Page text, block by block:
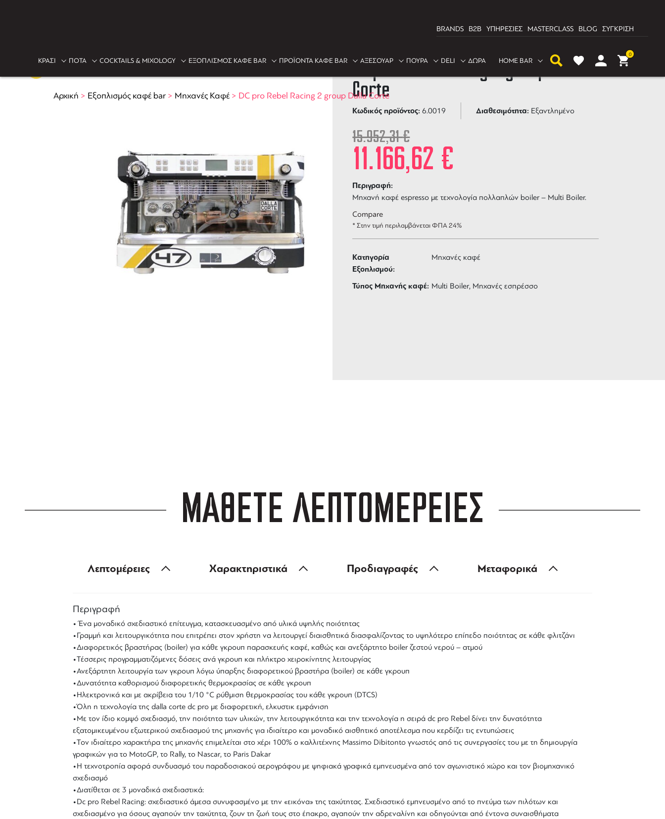
BRANDS B2B ΥΠΗΡΕΣΙΕΣ MASTERCLASS BLOG ΣΥΓΚΡΙΣΗ
ΚΡΑΣΙ ΠΟΤΑ COCKTAILS & MIXOLOGY ΕΞΟΠΛΙΣΜΟΣ ΚΑΦΕ BAR ΠΡΟΪΟΝΤΑ ΚΑΦΕ BAR ΑΞΕΣΟΥΑΡ ΠΟΥΡΑ DELI ΔΩΡΑ HOME BAR
0
Αρχική > Εξοπλισμός καφέ bar> Μηχανές Καφέ> DC pro Rebel Racing 2 group Dalla Corte
DC pro Rebel Racing 2 group Dalla
Corte
Κωδικός προϊόντος:6.0019 Διαθεσιμότητα: Εξαντλημένο
15.952,31€
11.166,62 €
Περιγραφή:
Μηχανή καφέ espresso με τεχνολογία πολλαπλών boiler – Multi Boiler.
Compare
* Στην τιμή περιλαμβάνεται ΦΠΑ 24%
Κατηγορία
Εξοπλισμού:
Μηχανές καφέ
Τύπος Μηχανής καφέ: Multi Boiler, Μηχανές εσπρέσσο
ΜΑΘΕΤΕ ΛΕΠΤΟΜΕΡΕΙΕΣ
Λεπτομέρειες Χαρακτηριστικά Προδιαγραφές Μεταφορικά
Περιγραφή
• Ένα μοναδικό σχεδιαστικό επίτευγμα, κατασκευασμένο από υλικά υψηλής ποιότητας
•Γραμμή και λειτουργικότητα που επιτρέπει στον χρήστη να λειτουργεί διαισθητικά διασφαλίζοντας το υψηλότερο επίπεδο ποιότητας σε κάθε φλιτζάνι
•Διαφορετικός βραστήρας (boiler) για κάθε γκρουπ παρασκευής καφέ, καθώς και ανεξάρτητο boiler ζεστού νερού – ατμού
•Τέσσερις προγραμματιζόμενες δόσεις ανά γκρουπ και πλήκτρο χειροκίνητης λειτουργίας
•Ανεξάρτητη λειτουργία των γκρουπ λόγω ύπαρξης διαφορετικού βραστήρα (boiler) σε κάθε γκρουπ
•Δυνατότητα καθορισμού διαφορετικής θερμοκρασίας σε κάθε γκρουπ
•Ηλεκτρονικά και με ακρίβεια του 1/10 °C ρύθμιση θερμοκρασίας του κάθε γκρουπ (DTCS)
•Όλη η τεχνολογία της dalla corte dc pro με διαφορετική, ελκυστικ εμφάνιση
•Με τον ίδιο κομψό σχεδιασμό, την ποιότητα των υλικών, την λειτουργικότητα και την τεχνολογία η σειρά dc pro Rebel δίνει την δυνατότητα
εξατομικευμένου εξωτερικού σχεδιασμού της μηχανής για ιδιαίτερο και μοναδικό αισθητικό αποτέλεσμα που κερδίζει τις εντυπώσεις
•Τον ιδιαίτερο χαρακτήρα της μηχανής επιμελείται στο χέρι 100% ο καλλιτέχνης Massimo Dibitonto γνωστός από τις συνεργασίες του με τη δημιουργία
γραφικών για το MotoGP, το Rally, το Nascar, το Paris Dakar
•Η τεχνοτροπία αφορά συνδυασμό του παραδοσιακού αερογράφου με ψηφιακά γραφικά εμπνευσμένα από τον αγωνιστικό χώρο και τον βιομηχανικό
σχεδιασμό
•Διατίθεται σε 3 μοναδικά σχεδιαστικά:
•Dc pro Rebel Racing: σχεδιαστικό άμεσα συνυφασμένο με την «εικόνα» της ταχύτητας. Σχεδιαστικό εμπνευσμένο από το πνεύμα των πιλότων και
σχεδιασμένο για όσους αγαπούν την ταχύτητα, ζουν τη ζωή τους στο έπακρο, αγαπούν την αδρεναλίνη και οδηγούνται από έντονα συναισθήματα